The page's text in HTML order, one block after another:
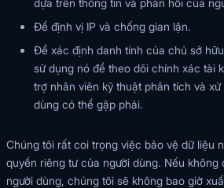
Để định vị IP và chống gian lận.
Để xác định danh tính của chủ sở
sử dụng nó để theo dõi chính xác tài
trợ nhân viên kỹ thuật phân tích và
dùng có thể gặp phải.
Chúng tôi rất coi trọng việc bảo vệ dữ liệu
quyền riêng tư của người dùng. Nếu
người dùng, chúng tôi sẽ không bao giờ